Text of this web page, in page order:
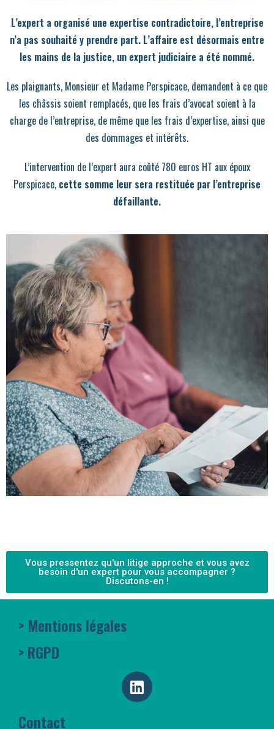
L’expert a organisé une expertise contradictoire, l’entreprise
n’a pas souhaité y prendre part. L’affaire est désormais entre
les mains de la justice, un expert judiciaire a été nommé.
Les plaignants, Monsieur et Madame Perspicace, demandent à ce que
les châssis soient remplacés, que les frais d’avocat soient à la
charge de l’entreprise, de même que les frais d’expertise, ainsi que
des dommages et intérêts.
L’intervention de l’expert aura coûté 780 euros HT aux époux
Perspicace, cette somme leur sera restituée par l’entreprise
défaillante.
Vous pressentez qu'un litige approche et vous avez
besoin d'un expert pour vous accompagner ?
Discutons-en !
> Mentions légales
> RGPD
Contact